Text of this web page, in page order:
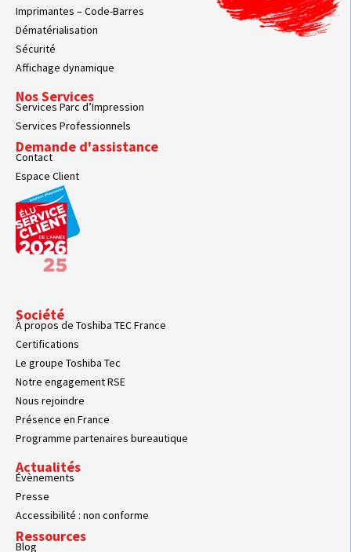
Imprimantes – Code-Barres
Dématérialisation
Sécurité
Affichage dynamique
Nos Services
Services Parc d’Impression
Services Professionnels
Demande d'assistance
Contact
Espace Client
Société
À propos de Toshiba TEC France
Certifications
Le groupe Toshiba Tec
Notre engagement RSE
Nous rejoindre
Présence en France
Programme partenaires bureautique
Actualités
Évènements
Presse
Accessibilité : non conforme
Ressources
Blog